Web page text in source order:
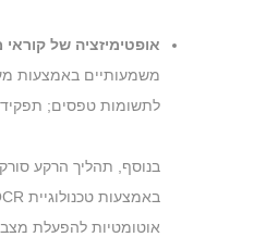
אופטימיזציה של
לתשומות טפסים; תפקידי
אוטומטיות להפעלת